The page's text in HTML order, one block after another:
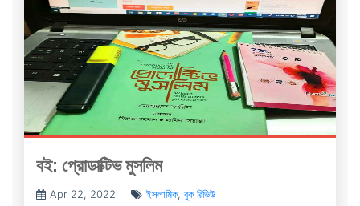
বই: প্রোডাক্টিভ মুসলিম
Apr 22, 2022 ইসলামিক, বুক রিভিউ